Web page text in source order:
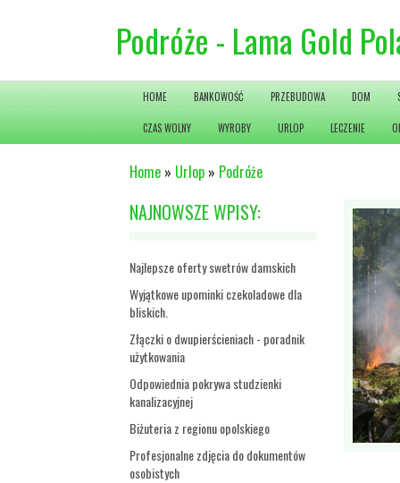
Podróże - Lama Gold
HOME BANKOWOŚĆ PRZEBUDOWA DOM
CZAS WOLNY WYROBY URLOP LECZENIE
Home » Urlop » Podróże
NAJNOWSZE WPISY:
Najlepsze oferty swetrów damskich
Wyjątkowe upominki czekoladowe dla
bliskich.
Złączki o dwupierścieniach - poradnik
użytkowania
Odpowiednia pokrywa studzienki
kanalizacyjnej
Biżuteria z regionu opolskiego
Profesjonalne zdjęcia do dokumentów
osobistych